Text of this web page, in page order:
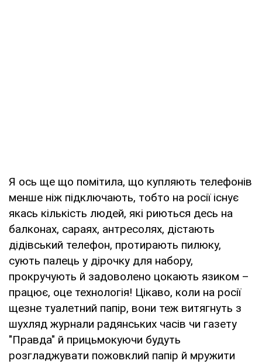
Я ось ще що помітила, що купляють телефонів
менше ніж підключають, тобто на росії існує
якась кількість людей, які риються десь на
балконах, сараях, антресолях, дістають
дідівський телефон, протирають пилюку,
сують палець у дірочку для набору,
прокручують й задоволено цокають язиком –
працює, оце технологія! Цікаво, коли на росії
щезне туалетний папір, вони теж витягнуть з
шухляд журнали радянських часів чи газету
"Правда" й прицьмокуючи будуть
розгладжувати пожовклий папір й мружити